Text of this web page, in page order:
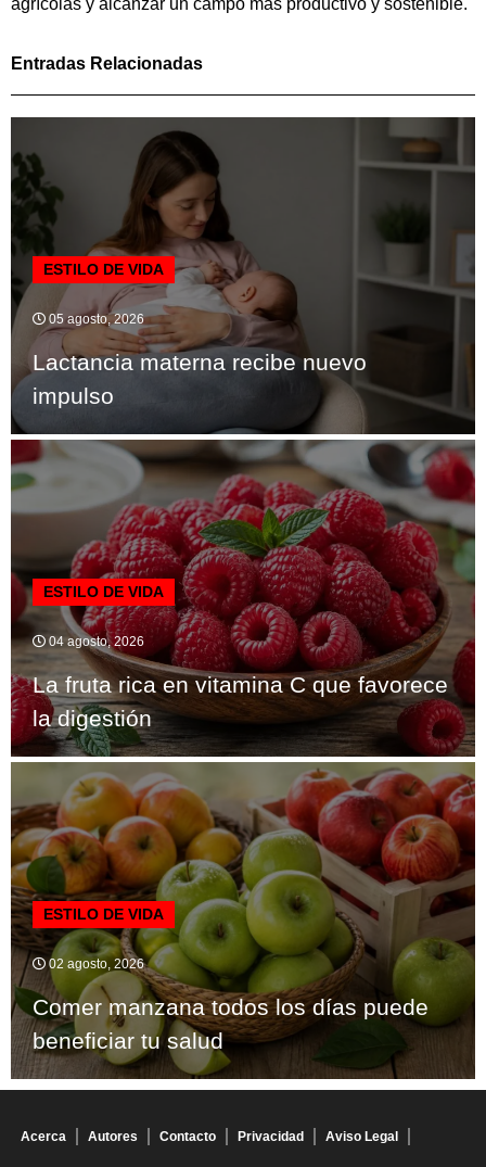
agrícolas y alcanzar un campo más productivo y sostenible.
Entradas Relacionadas
ESTILO DE VIDA
05 agosto, 2026
Lactancia materna recibe nuevo
impulso
ESTILO DE VIDA
04 agosto, 2026
La fruta rica en vitamina C que favorece
la digestión
ESTILO DE VIDA
02 agosto, 2026
Comer manzana todos los días puede
beneficiar tu salud
Acerca Autores Contacto Privacidad Aviso Legal